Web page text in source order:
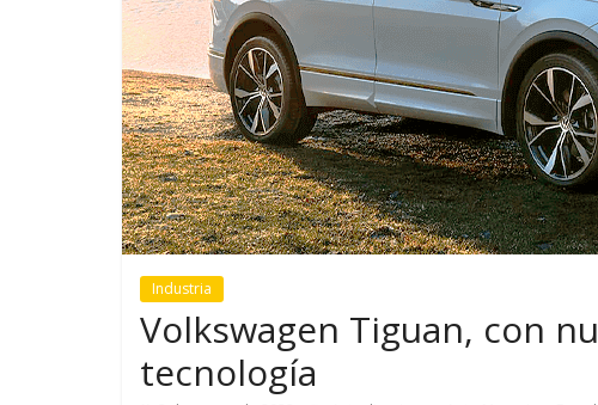
Industria
Volkswagen Tiguan, con
tecnología